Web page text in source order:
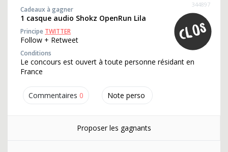
Commentaires 0 Note perso
344897
Cadeaux à gagner
1 casque audio Shokz OpenRun Lila
Principe TWITTER
Follow + Retweet
Conditions
Le concours est ouvert à toute personne résidant en
France
Proposer les gagnants